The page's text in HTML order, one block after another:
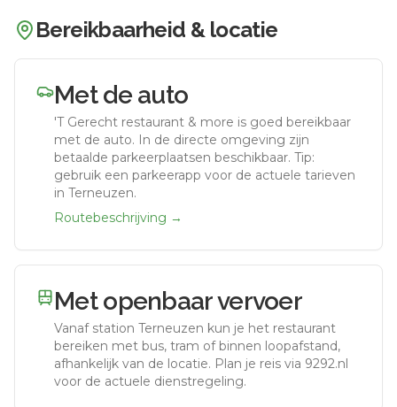
Bereikbaarheid & locatie
Met de auto
'T Gerecht restaurant & more is goed bereikbaar
met de auto. In de directe omgeving zijn
betaalde parkeerplaatsen beschikbaar. Tip:
gebruik een parkeerapp voor de actuele tarieven
in Terneuzen.
Routebeschrijving →
Met openbaar vervoer
Vanaf station Terneuzen kun je het restaurant
bereiken met bus, tram of binnen loopafstand,
afhankelijk van de locatie. Plan je reis via 9292.nl
voor de actuele dienstregeling.